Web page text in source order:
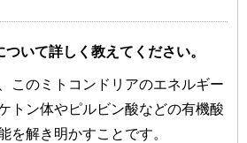
いて詳しく教えてください。
このミトコンドリアのエネルギー
トン体やピルビン酸などの有機酸
を解き明かすことです。